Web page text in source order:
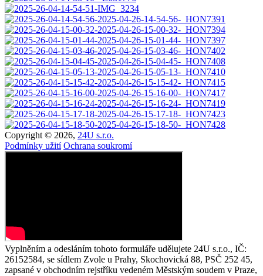
Copyright © 2026, 24U s.r.o.
Podmínky užití Ochrana soukromí
Vyplněním a odesláním tohoto formuláře udělujete 24U s.r.o., IČ:
26152584, se sídlem Zvole u Prahy, Skochovická 88, PSČ 252 45,
zapsané v obchodním rejstříku vedeném Městským soudem v Praze,